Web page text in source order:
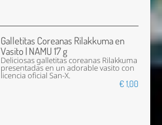
Galletitas Coreanas Rilakkuma en
Vasito | NAMU 17 g
Deliciosas galletitas coreanas Rilakkuma
presentadas en un adorable vasito con
licencia oficial San-X.
€ 1,00